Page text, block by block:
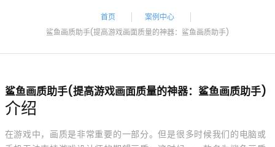
首页
案例中心
鲨鱼画质助手(提高游戏画面质量的神器：鲨鱼画质助手)
鲨鱼画质助手(提高游戏画面质量的神器：鲨鱼画质助手)
介绍
在游戏中，画质是非常重要的一部分。但是很多时候我们的电脑或